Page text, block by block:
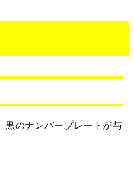
黒のナンバープレートが与